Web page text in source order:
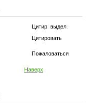
Цитир. выдел.
Цитировать
Пожаловаться
Наверх